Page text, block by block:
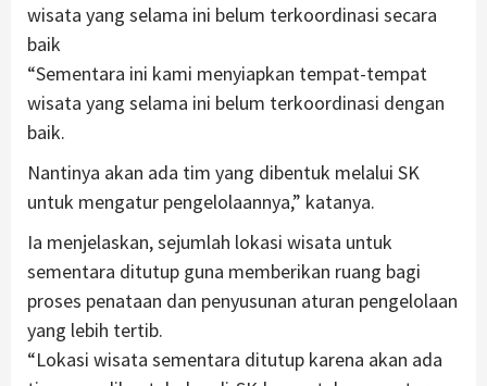
wisata yang selama ini belum terkoordinasi secara
baik
“Sementara ini kami menyiapkan tempat-tempat
wisata yang selama ini belum terkoordinasi dengan
baik.
Nantinya akan ada tim yang dibentuk melalui SK
untuk mengatur pengelolaannya,” katanya.
Ia menjelaskan, sejumlah lokasi wisata untuk
sementara ditutup guna memberikan ruang bagi
proses penataan dan penyusunan aturan pengelolaan
yang lebih tertib.
“Lokasi wisata sementara ditutup karena akan ada